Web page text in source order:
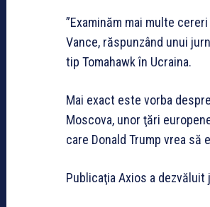
”Examinăm mai multe
Vance, răspunzând unui
tip Tomahawk în Ucraina.
Mai exact este vorba
Moscova, unor ţări
care Donald Trump vrea
Publicaţia Axios a dezvăluit